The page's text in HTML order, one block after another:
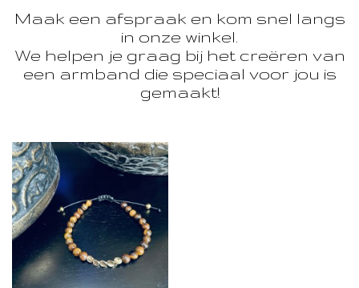
Maak een afspraak en kom snel langs
in onze winkel.
We helpen je graag bij het creëren van
een armband die speciaal voor jou is
gemaakt!